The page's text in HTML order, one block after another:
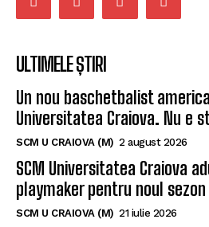
ULTIMELE ȘTIRI
Un nou baschetbalist
Universitatea Craiova. Nu e
SCM U CRAIOVA (M) 2 august 2026
SCM Universitatea Craiova
playmaker pentru noul sezon
SCM U CRAIOVA (M) 21 iulie 2026